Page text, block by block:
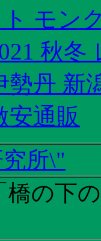
モン
秋
勢丹 新
安通販